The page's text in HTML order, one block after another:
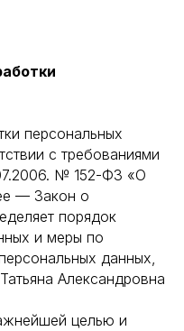
персональных
с требованиями
№ 152-ФЗ «О
— Закон о
порядок
и меры по
данных,
Александровна
целью и